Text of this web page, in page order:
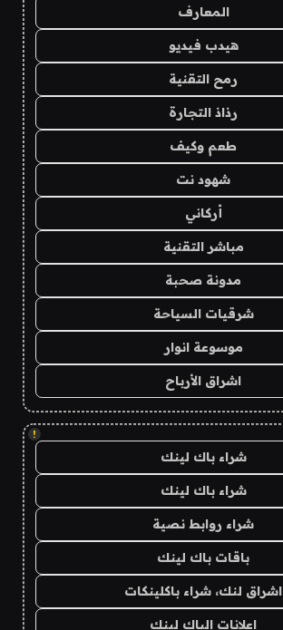
المعارف
هيدب فيديو
رمح التقنية
رذاذ التجارة
طعم وكيف
شهود نت
أركاني
مباشر التقنية
مدونة صحبة
شرقيات السياحة
موسوعة انوار
اشراق الأرباح
!
شراء باك لينك
شراء باك لينك
شراء روابط نصية
باقات باك لينك
اشراق لنك، شراء باكلينكات
اعلانات الباك لينك